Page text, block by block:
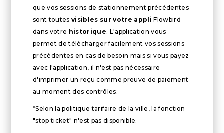
que vos sessions de stationnement précédentes
sont toutes visibles sur votre appli Flowbird
dans votre historique. L'application vous
permet de télécharger facilement vos sessions
précédentes en cas de besoin mais si vous payez
avec l'application, il n'est pas nécessaire
d'imprimer un reçu comme preuve de paiement
au moment des contrôles.
*Selon la politique tarifaire de la ville, la fonction
"stop ticket" n'est pas disponible.